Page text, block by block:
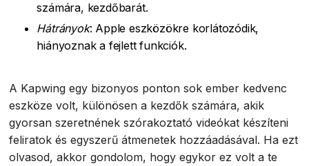
számára, kezdőbarát.
Hátrányok: Apple eszközökre korlátozódik,
hiányoznak a fejlett funkciók.
A Kapwing egy bizonyos ponton sok ember kedvenc
eszköze volt, különösen a kezdők számára, akik
gyorsan szeretnének szórakoztató videókat készíteni
feliratok és egyszerű átmenetek hozzáadásával. Ha ezt
olvasod, akkor gondolom, hogy egykor ez volt a te